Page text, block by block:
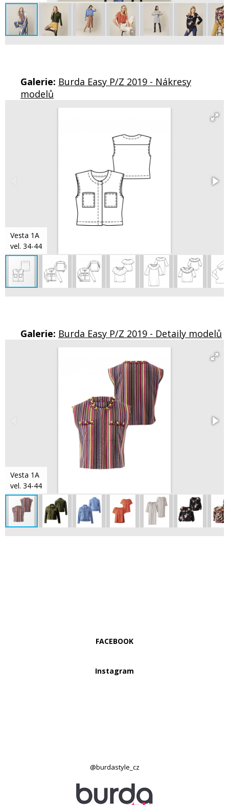
Galerie: Burda Easy P/Z 2019 - Nákresy
modelů
Vesta 1A
vel. 34-44
Galerie: Burda Easy P/Z 2019 - Detaily modelů
Vesta 1A
vel. 34-44
FACEBOOK
Instagram
@burdastyle_cz